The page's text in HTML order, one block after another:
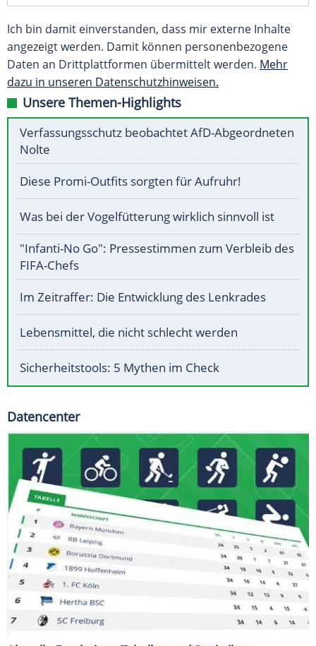
Ich bin damit einverstanden, dass mir externe Inhalte
angezeigt werden. Damit können personenbezogene
Daten an Drittplattformen übermittelt werden. Mehr
dazu in unseren Datenschutzhinweisen.
Unsere Themen-Highlights
Verfassungsschutz beobachtet AfD-Abgeordneten
Nolte
Diese Promi-Outfits sorgten für Aufruhr!
Was bei der Vogelfütterung wirklich sinnvoll ist
"Infanti-No Go": Pressestimmen zum Verbleib des
FIFA-Chefs
Im Zeitraffer: Die Entwicklung des Lenkrades
Lebensmittel, die nicht schlecht werden
Sicherheitstools: 5 Mythen im Check
Datencenter